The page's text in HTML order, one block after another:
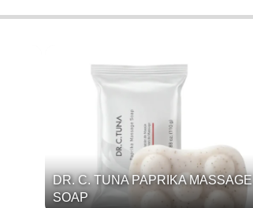
DR. C. TUNA PAPRIKA MASSAGE
SOAP